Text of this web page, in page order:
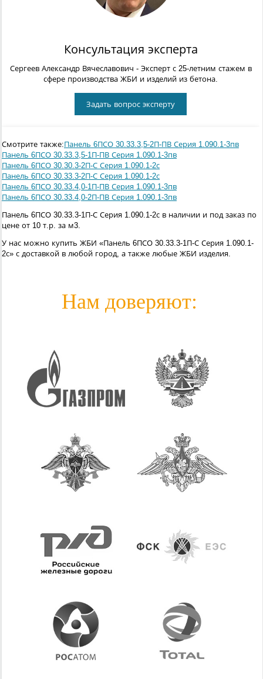
Консультация эксперта
Сергеев Александр Вячеславович - Эксперт с 25-летним стажем в
сфере производства ЖБИ и изделий из бетона.
Задать вопрос эксперту
Смотрите также:Панель 6ПСО 30.33.3,5-2П-ПВ Серия 1.090.1-3пв
Панель 6ПСО 30.33.3,5-1П-ПВ Серия 1.090.1-3пв
Панель 6ПСО 30.30.3-2П-С Серия 1.090.1-2с
Панель 6ПСО 30.33.3-2П-С Серия 1.090.1-2с
Панель 6ПСО 30.33.4,0-1П-ПВ Серия 1.090.1-3пв
Панель 6ПСО 30.33.4,0-2П-ПВ Серия 1.090.1-3пв
Панель 6ПСО 30.33.3-1П-С Серия 1.090.1-2с в наличии и под заказ по
цене от 10 т.р. за м3.
У нас можно купить ЖБИ «Панель 6ПСО 30.33.3-1П-С Серия 1.090.1-
2с» с доставкой в любой город, а также любые ЖБИ изделия.
Нам доверяют: